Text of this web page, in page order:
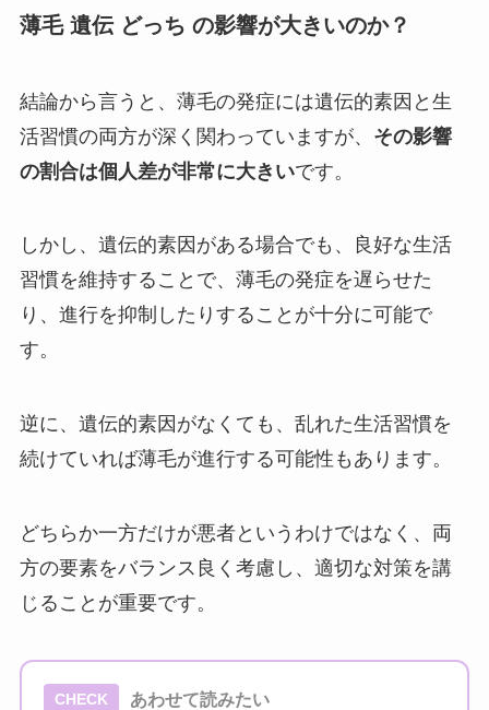
薄毛 遺伝 どっち の影響が大きいのか？
結論から言うと、薄毛の発症には遺伝的素因と生
活習慣の両方が深く関わっていますが、 その影響
の割合は個人差が非常に大きいです。
しかし、遺伝的素因がある場合でも、良好な生活
習慣を維持することで、薄毛の発症を遅らせた
り、進行を抑制したりすることが十分に可能で
す。
逆に、遺伝的素因がなくても、乱れた生活習慣を
続けていれば薄毛が進行する可能性もあります。
どちらか一方だけが悪者というわけではなく、両
方の要素をバランス良く考慮し、適切な対策を講
じることが重要です。
CHECK あわせて読みたい